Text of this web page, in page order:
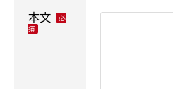
本文